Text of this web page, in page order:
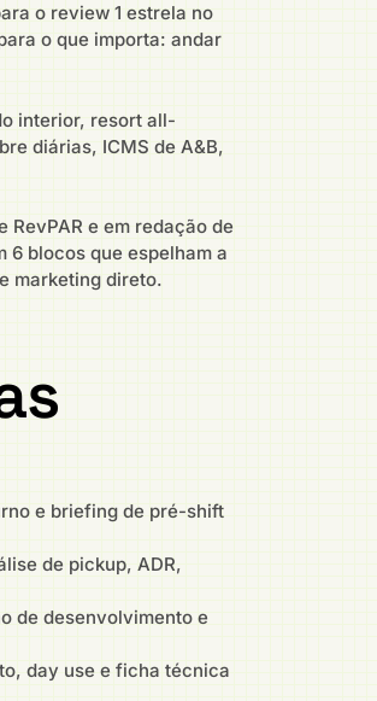
o review 1 estrela no
o que importa: andar
interior, resort all-
diárias, ICMS de A&B,
e em redação de
blocos que espelham a
marketing direto.
e briefing de pré-shift
de pickup, ADR,
de desenvolvimento e
day use e ficha técnica